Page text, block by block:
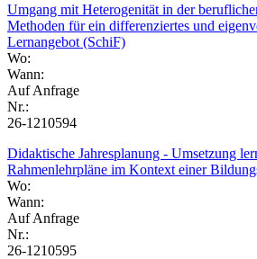
Umgang mit Heterogenität in der
Methoden für ein differenziertes und
Lernangebot (SchiF)
Wo:
Wann:
Auf Anfrage
Nr.:
26-1210594
Didaktische Jahresplanung - Umsetzung
Rahmenlehrpläne im Kontext einer
Wo:
Wann:
Auf Anfrage
Nr.:
26-1210595